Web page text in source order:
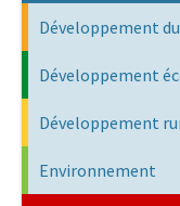
Développement
Développement
Développement
Environnement